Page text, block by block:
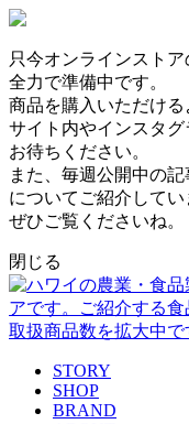
只今オンラインストア
全力で準備中です。
商品を購入いただけ
サイト内やインスタ
お待ちください。
また、毎週公開中の
についてご紹介してい
ぜひご覧くださいね。
閉じる
STORY
SHOP
BRAND